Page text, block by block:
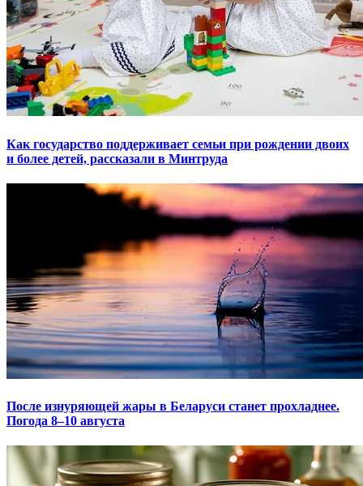
Как государство поддерживает семьи при рождении двоих
и более детей, рассказали в Минтруда
После изнуряющей жары в Беларуси станет прохладнее.
Погода 8–10 августа